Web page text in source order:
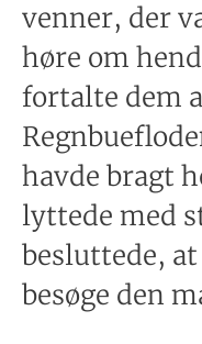
venner, der
høre om
fortalte dem
havde bragt
lyttede med
besluttede,
besøge den